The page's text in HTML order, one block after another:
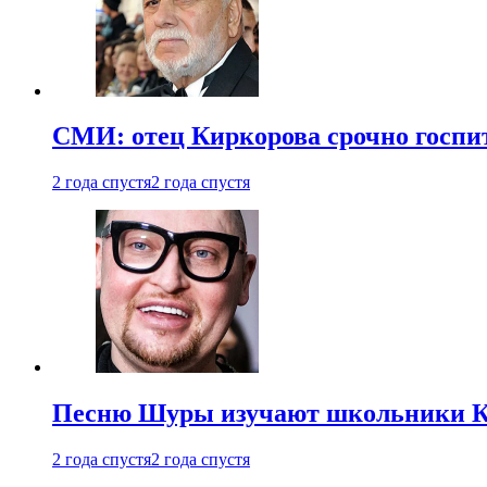
СМИ: отец Киркорова срочно
2 года спустя2 года спустя
Песню Шуры изучают школьники
2 года спустя2 года спустя